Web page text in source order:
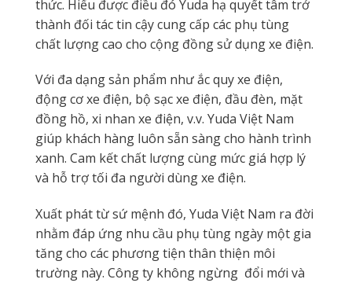
thức. Hiểu được điều đó Yuda hạ quyết tâm trở
thành đối tác tin cậy cung cấp các phụ tùng
chất lượng cao cho cộng đồng sử dụng xe điện.
Với đa dạng sản phẩm như ắc quy xe điện,
động cơ xe điện, bộ sạc xe điện, đầu đèn, mặt
đồng hồ, xi nhan xe điện, v.v. Yuda Việt Nam
giúp khách hàng luôn sẵn sàng cho hành trình
xanh. Cam kết chất lượng cùng mức giá hợp lý
và hỗ trợ tối đa người dùng xe điện.
Xuất phát từ sứ mệnh đó, Yuda Việt Nam ra đời
nhằm đáp ứng nhu cầu phụ tùng ngày một gia
tăng cho các phương tiện thân thiện môi
trường này. Công ty không ngừng đổi mới và